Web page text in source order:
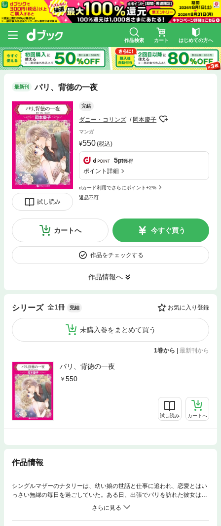
作品検索 カート はじめての方へ
最新刊 パリ、背徳の一夜
試し読み
完結
ダニー・コリンズ 岡本慶子
マンガ
550(税込)
5pt獲得
ポイント詳細
dカード利用でさらにポイント+2%
返品不可
カートへ 今すぐ買う
作品をチェックする
作品情報へ
シリーズ 全1冊 完結 お気に入り登録
未購入巻をまとめて買う
1巻から | 最新刊から
パリ、背徳の一夜
550
試し読み カートへ
作品情報
シングルマザーのナタリーは、幼い娘の世話と仕事に追われ、恋愛とはい
っさい無縁の毎日を過ごしていた。ある日、出張でパリを訪れた彼女は、
上司のギリシア人大富豪デミトリ・マクリコスタから食事に誘われる。ナ
タリーは彼の熱い眼差しに心ときめかせるも、これは仕事と自分に言い聞
かせる。ところが、デミトリと食事をともにするうち、彼の魅力に抗え